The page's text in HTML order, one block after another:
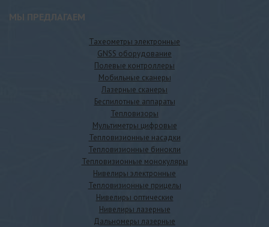
МЫ ПРЕДЛАГАЕМ
Тахеометры электронные
GNSS оборудование
Полевые контроллеры
Мобильные сканеры
Лазерные сканеры
Беспилотные аппараты
Тепловизоры
Мультиметры цифровые
Тепловизионные насадки
Тепловизионные бинокли
Тепловизионные монокуляры
Нивелиры электронные
Тепловизионные прицелы
Нивелиры оптические
Нивелиры лазерные
Дальномеры лазерные